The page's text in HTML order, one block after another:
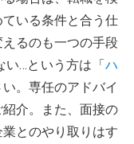
いる条件と合う仕
るのも一つの手段
い…という方は「ハ
。専任のアドバイ
介。また、面接の
とのやり取りはす